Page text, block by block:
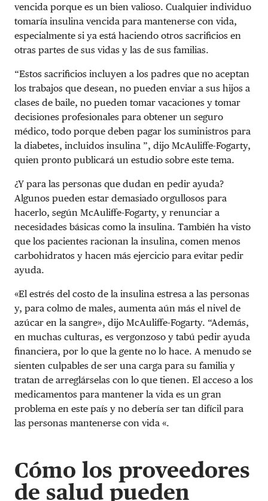
vencida porque es un bien valioso. Cualquier individuo
tomaría insulina vencida para mantenerse con vida,
especialmente si ya está haciendo otros sacrificios en
otras partes de sus vidas y las de sus familias.
“Estos sacrificios incluyen a los padres que no aceptan
los trabajos que desean, no pueden enviar a sus hijos a
clases de baile, no pueden tomar vacaciones y tomar
decisiones profesionales para obtener un seguro
médico, todo porque deben pagar los suministros para
la diabetes, incluidos insulina ”, dijo McAuliffe-Fogarty,
quien pronto publicará un estudio sobre este tema.
¿Y para las personas que dudan en pedir ayuda?
Algunos pueden estar demasiado orgullosos para
hacerlo, según McAuliffe-Fogarty, y renunciar a
necesidades básicas como la insulina. También ha visto
que los pacientes racionan la insulina, comen menos
carbohidratos y hacen más ejercicio para evitar pedir
ayuda.
«El estrés del costo de la insulina estresa a las personas
y, para colmo de males, aumenta aún más el nivel de
azúcar en la sangre», dijo McAuliffe-Fogarty. “Además,
en muchas culturas, es vergonzoso y tabú pedir ayuda
financiera, por lo que la gente no lo hace. A menudo se
sienten culpables de ser una carga para su familia y
tratan de arreglárselas con lo que tienen. El acceso a los
medicamentos para mantener la vida es un gran
problema en este país y no debería ser tan difícil para
las personas mantenerse con vida «.
Cómo los proveedores
de salud pueden